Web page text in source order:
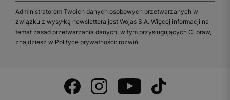
Administratorem Twoich danych osobowych przetwarzanych w
związku z wysyłką newslettera jest Wojas S.A. Więcej informacji na
temat zasad przetwarzania danych, w tym przysługujących Ci praw,
znajdziesz w Polityce prywatności: rozwiń